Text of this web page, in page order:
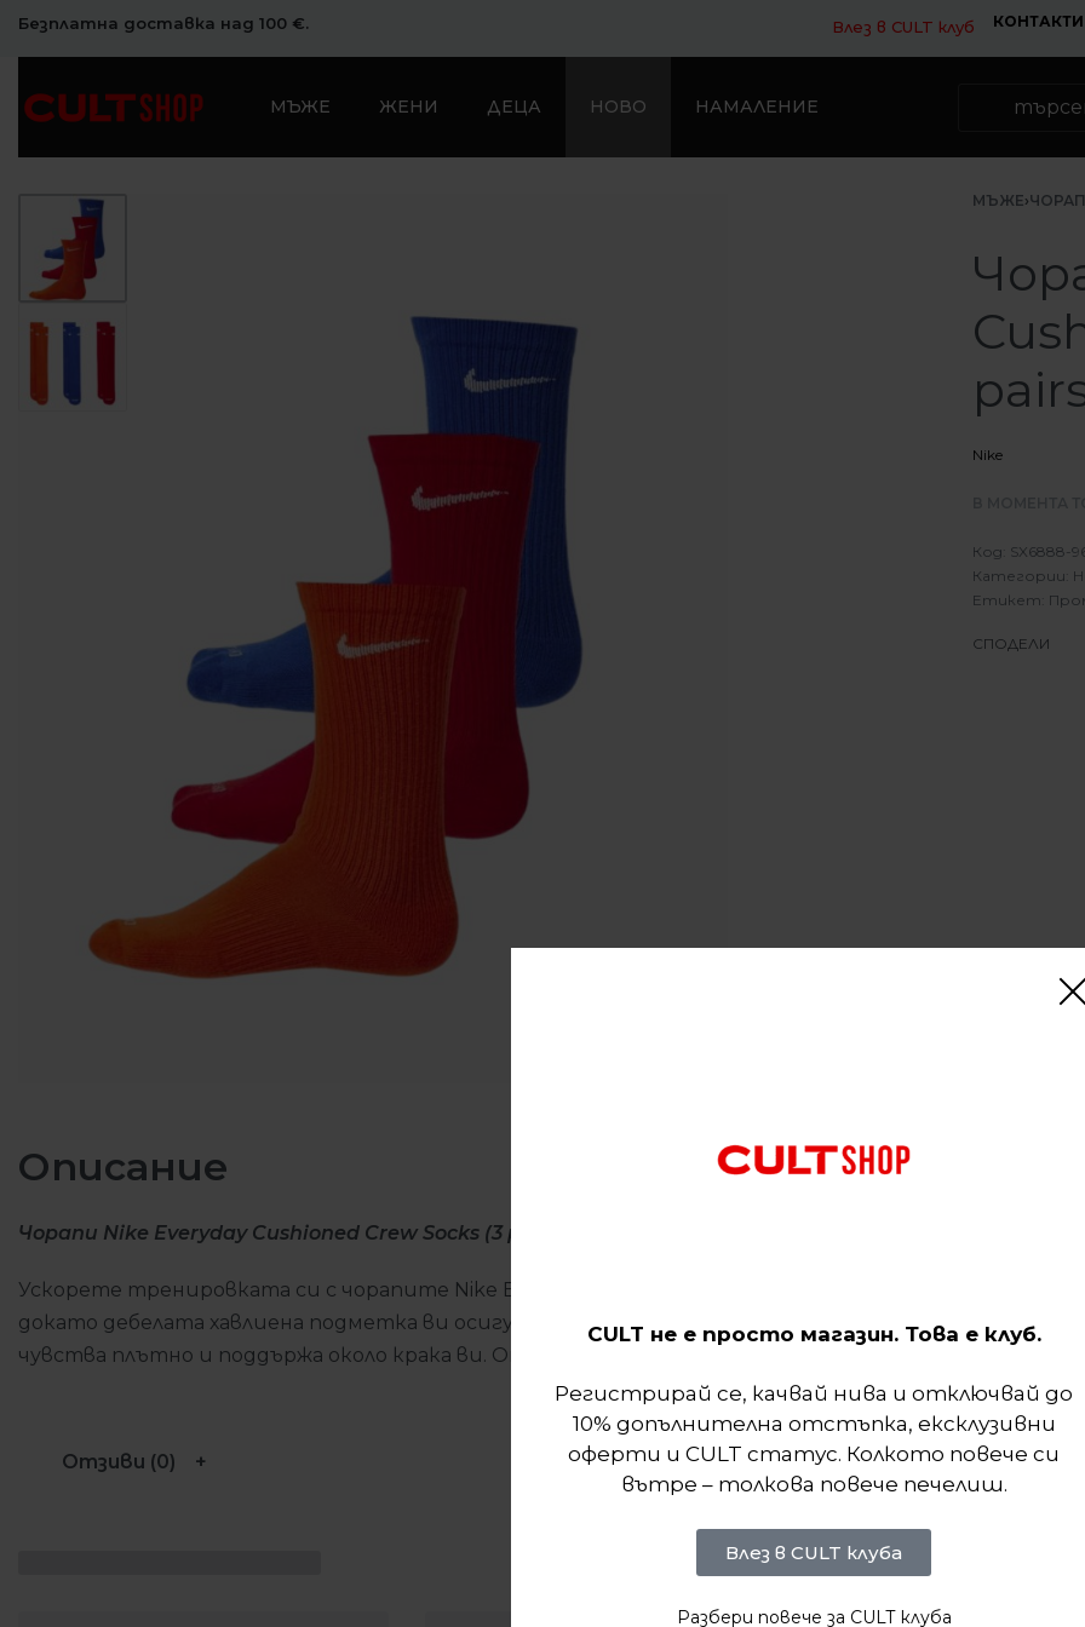
Безплатна доставка над 100 €. Влез в CULT клуб КОНТАКТИ
МЪЖЕ ЖЕНИ ДЕЦА НОВО НАМАЛЕНИЕ
МЪЖЕ›
Nike
SX6888-
Категории:
Етикет:
СПОДЕЛИ
Описание
Чорапи Nike Everyday Cushioned Crew Socks (3 pairs)
Ускорете тренировката си с чорапите Nike Everyday Cushioned. Технологията за отвеждане на
докато дебелата хавлиена подметка ви осигурява комфорт при тези интензивни повдигания
чувства плътно и поддържа около крака ви. Опаковка от 3 чифта означава, че винаги имате
Отзиви (0)
CULT не е просто магазин. Това е клуб.
Регистрирай се, качвай нива и отключвай до
10% допълнителна отстъпка, ексклузивни
оферти и CULT статус. Колкото повече си
вътре – толкова повече печелиш.
Влез в CULT клуба
Разбери повече за CULT клуба